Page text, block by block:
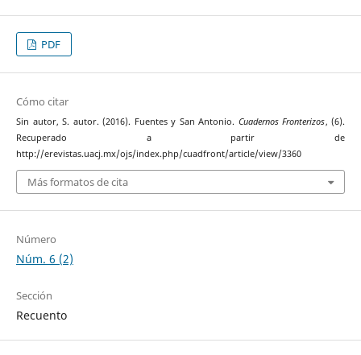
PDF
Cómo citar
Sin autor, S. autor. (2016). Fuentes y San Antonio. Cuadernos Fronterizos, (6).
Recuperado a partir de
http://erevistas.uacj.mx/ojs/index.php/cuadfront/article/view/3360
Más formatos de cita
Número
Núm. 6 (2)
Sección
Recuento